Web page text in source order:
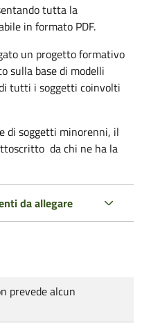
tutta la
in formato PDF.
un progetto formativo
sulla base di modelli
tutti i soggetti coinvolti
di soggetti minorenni, il
da chi ne ha la
da allegare
prevede alcun